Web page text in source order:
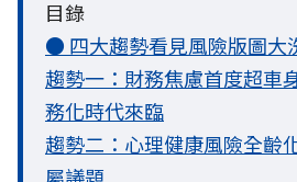
目錄
● 四大趨勢看見風險版圖大
趨勢一：財務焦慮首度超車
務化時代來臨
趨勢二：心理健康風險全齡